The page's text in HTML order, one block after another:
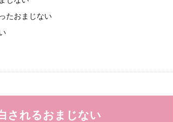
たおまじない
されるおまじない